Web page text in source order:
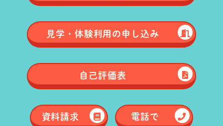
見学・体験利用の申し込み
自己評価表
資料請求 電話で